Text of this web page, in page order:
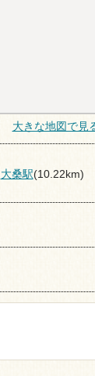
大きな地図で見
大桑駅(10.22km)